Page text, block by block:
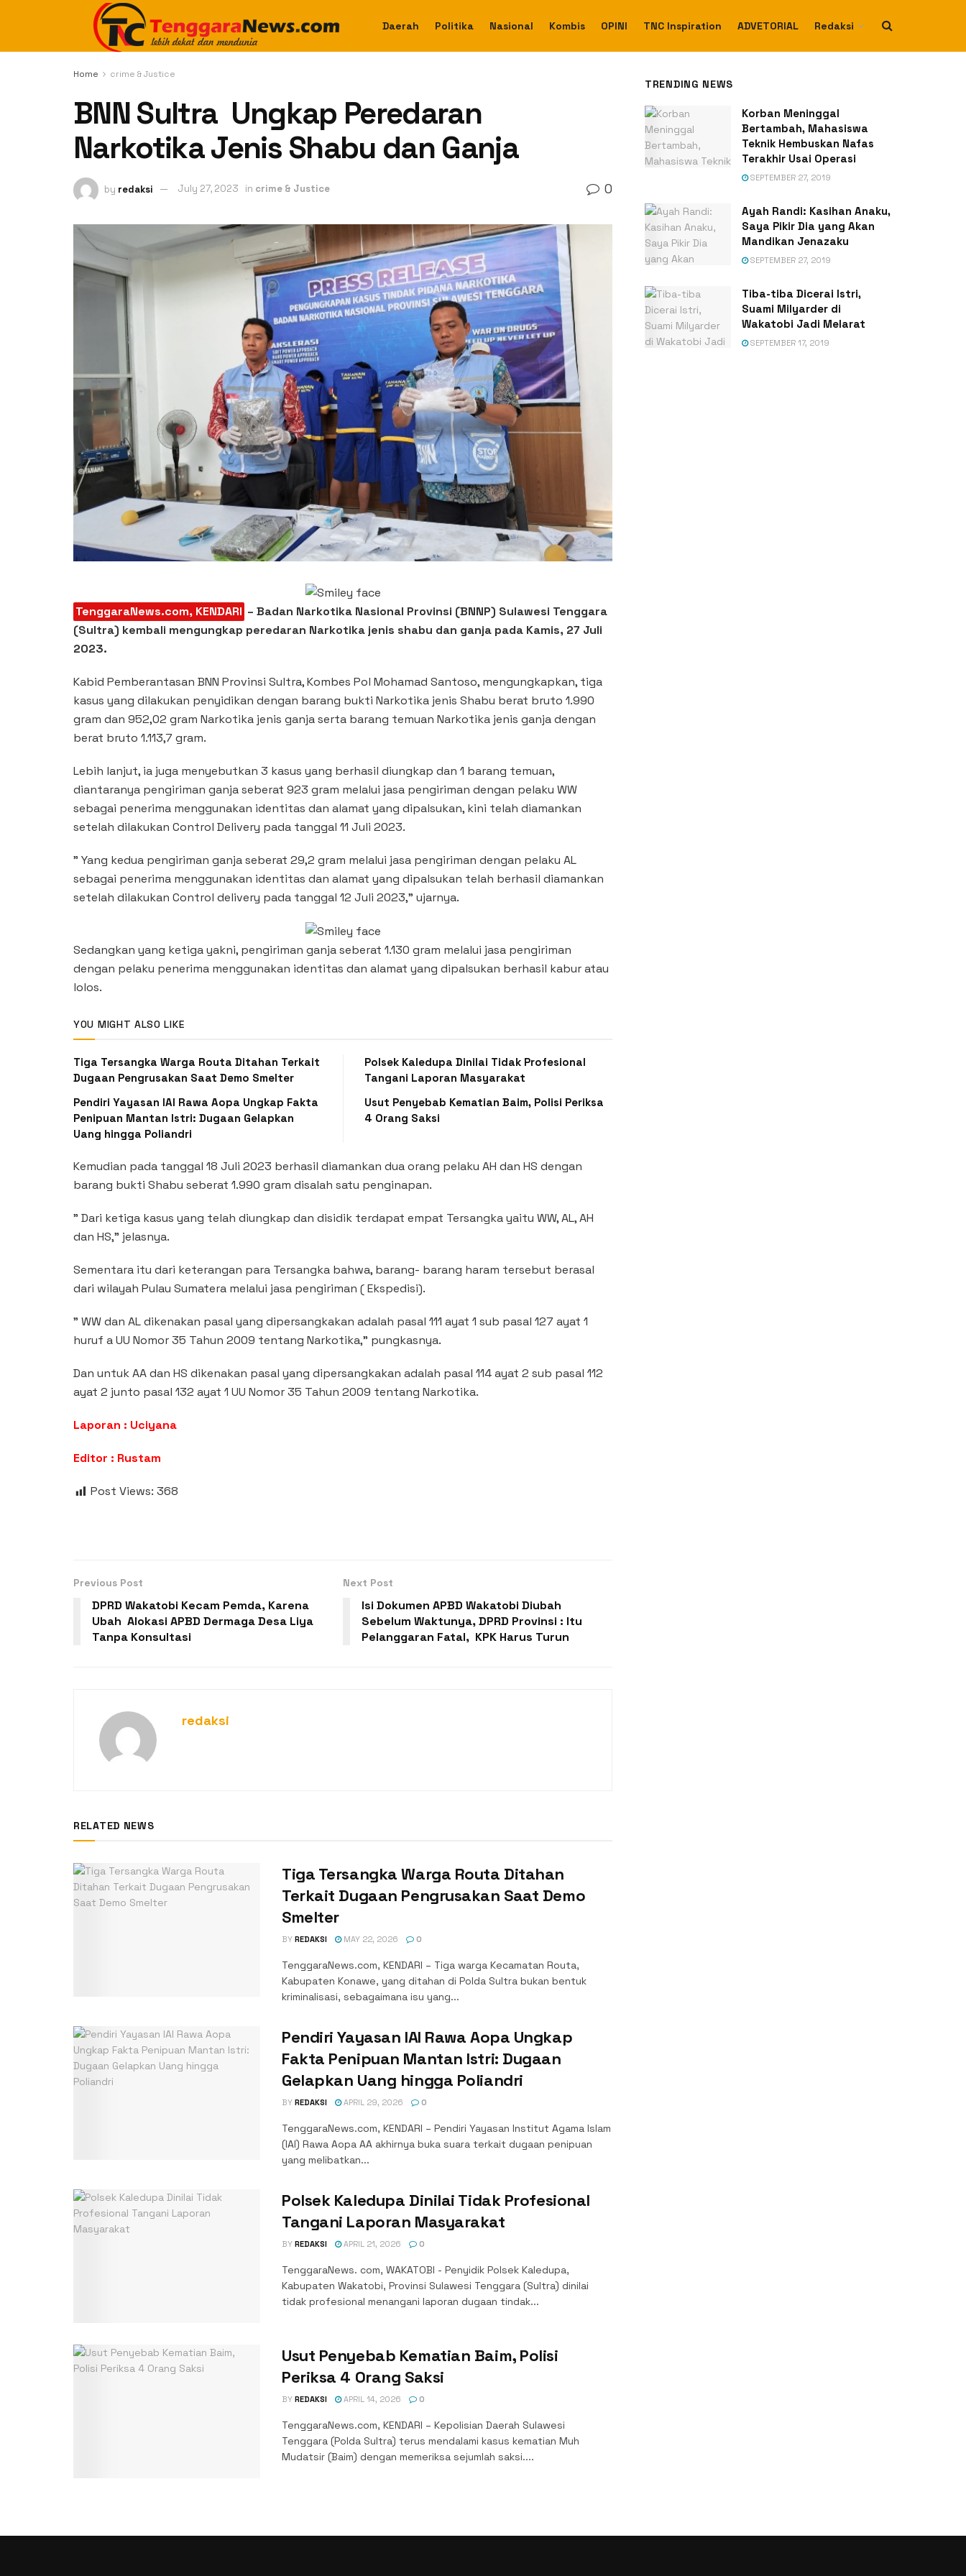
Daerah Politika Nasional Kombis OPINI TNC Inspiration ADVETORIAL Redaksi
Home crime & Justice
BNN Sultra Ungkap Peredaran
Narkotika Jenis Shabu dan Ganja
by redaksi July 27, 2023 in crime & Justice 0
TenggaraNews.com, KENDARI – Badan Narkotika Nasional Provinsi (BNNP) Sulawesi Tenggara
(Sultra) kembali mengungkap peredaran Narkotika jenis shabu dan ganja pada Kamis, 27 Juli
2023.
Kabid Pemberantasan BNN Provinsi Sultra, Kombes Pol Mohamad Santoso, mengungkapkan, tiga
kasus yang dilakukan penyidikan dengan barang bukti Narkotika jenis Shabu berat bruto 1.990
gram dan 952,02 gram Narkotika jenis ganja serta barang temuan Narkotika jenis ganja dengan
berat bruto 1.113,7 gram.
Lebih lanjut, ia juga menyebutkan 3 kasus yang berhasil diungkap dan 1 barang temuan,
diantaranya pengiriman ganja seberat 923 gram melalui jasa pengiriman dengan pelaku WW
sebagai penerima menggunakan identitas dan alamat yang dipalsukan, kini telah diamankan
setelah dilakukan Control Delivery pada tanggal 11 Juli 2023.
” Yang kedua pengiriman ganja seberat 29,2 gram melalui jasa pengiriman dengan pelaku AL
sebagai penerima menggunakan identitas dan alamat yang dipalsukan telah berhasil diamankan
setelah dilakukan Control delivery pada tanggal 12 Juli 2023,” ujarnya.
Sedangkan yang ketiga yakni, pengiriman ganja seberat 1.130 gram melalui jasa pengiriman
dengan pelaku penerima menggunakan identitas dan alamat yang dipalsukan berhasil kabur atau
lolos.
YOU MIGHT ALSO LIKE
Tiga Tersangka Warga Routa Ditahan Terkait
Dugaan Pengrusakan Saat Demo Smelter
Pendiri Yayasan IAI Rawa Aopa Ungkap Fakta
Penipuan Mantan Istri: Dugaan Gelapkan
Uang hingga Poliandri
Polsek Kaledupa Dinilai Tidak Profesional
Tangani Laporan Masyarakat
Usut Penyebab Kematian Baim, Polisi Periksa
4 Orang Saksi
Kemudian pada tanggal 18 Juli 2023 berhasil diamankan dua orang pelaku AH dan HS dengan
barang bukti Shabu seberat 1.990 gram disalah satu penginapan.
” Dari ketiga kasus yang telah diungkap dan disidik terdapat empat Tersangka yaitu WW, AL, AH
dan HS,” jelasnya.
Sementara itu dari keterangan para Tersangka bahwa, barang- barang haram tersebut berasal
dari wilayah Pulau Sumatera melalui jasa pengiriman ( Ekspedisi).
” WW dan AL dikenakan pasal yang dipersangkakan adalah pasal 111 ayat 1 sub pasal 127 ayat 1
huruf a UU Nomor 35 Tahun 2009 tentang Narkotika,” pungkasnya.
Dan untuk AA dan HS dikenakan pasal yang dipersangkakan adalah pasal 114 ayat 2 sub pasal 112
ayat 2 junto pasal 132 ayat 1 UU Nomor 35 Tahun 2009 tentang Narkotika.
Laporan : Uciyana
Editor : Rustam
Post Views: 368
Previous Post
DPRD Wakatobi Kecam Pemda, Karena
Ubah Alokasi APBD Dermaga Desa Liya
Tanpa Konsultasi
Next Post
Isi Dokumen APBD Wakatobi Diubah
Sebelum Waktunya, DPRD Provinsi : Itu
Pelanggaran Fatal, KPK Harus Turun
redaksi
RELATED NEWS
Tiga Tersangka Warga Routa Ditahan
Terkait Dugaan Pengrusakan Saat Demo
Smelter
BY REDAKSI MAY 22, 2026 0
TenggaraNews.com, KENDARI – Tiga warga Kecamatan Routa,
Kabupaten Konawe, yang ditahan di Polda Sultra bukan bentuk
kriminalisasi, sebagaimana isu yang...
Pendiri Yayasan IAI Rawa Aopa Ungkap
Fakta Penipuan Mantan Istri: Dugaan
Gelapkan Uang hingga Poliandri
BY REDAKSI APRIL 29, 2026 0
TenggaraNews.com, KENDARI – Pendiri Yayasan Institut Agama Islam
(IAI) Rawa Aopa AA akhirnya buka suara terkait dugaan penipuan
yang melibatkan...
Polsek Kaledupa Dinilai Tidak Profesional
Tangani Laporan Masyarakat
BY REDAKSI APRIL 21, 2026 0
TenggaraNews. com, WAKATOBI - Penyidik Polsek Kaledupa,
Kabupaten Wakatobi, Provinsi Sulawesi Tenggara (Sultra) dinilai
tidak profesional menangani laporan dugaan tindak...
Usut Penyebab Kematian Baim, Polisi
Periksa 4 Orang Saksi
BY REDAKSI APRIL 14, 2026 0
TenggaraNews.com, KENDARI – Kepolisian Daerah Sulawesi
Tenggara (Polda Sultra) terus mendalami kasus kematian Muh
Mudatsir (Baim) dengan memeriksa sejumlah saksi....
TRENDING NEWS
Korban Meninggal
Bertambah, Mahasiswa
Teknik Hembuskan Nafas
Terakhir Usai Operasi
SEPTEMBER 27, 2019
Ayah Randi: Kasihan Anaku,
Saya Pikir Dia yang Akan
Mandikan Jenazaku
SEPTEMBER 27, 2019
Tiba-tiba Dicerai Istri,
Suami Milyarder di
Wakatobi Jadi Melarat
SEPTEMBER 17, 2019